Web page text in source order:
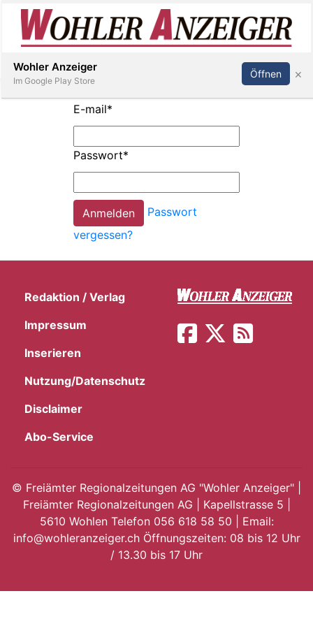
E-
App
Inserieren Abonnieren Anmelden
E-mail*
Passwort*
Passwort
vergessen?
Redaktion / Verlag
Impressum
Inserieren
Nutzung/Datenschutz
Disclaimer
Abo-Service
© Freiämter Regionalzeitungen AG "Wohler Anzeiger" |
Freiämter Regionalzeitungen AG | Kapellstrasse 5 |
5610 Wohlen Telefon 056 618 58 50 | Email:
info@wohleranzeiger.ch Öffnungszeiten: 08 bis 12 Uhr
/ 13.30 bis 17 Uhr
Wohler Anzeiger
Im Google Play Store
Öffnen ×